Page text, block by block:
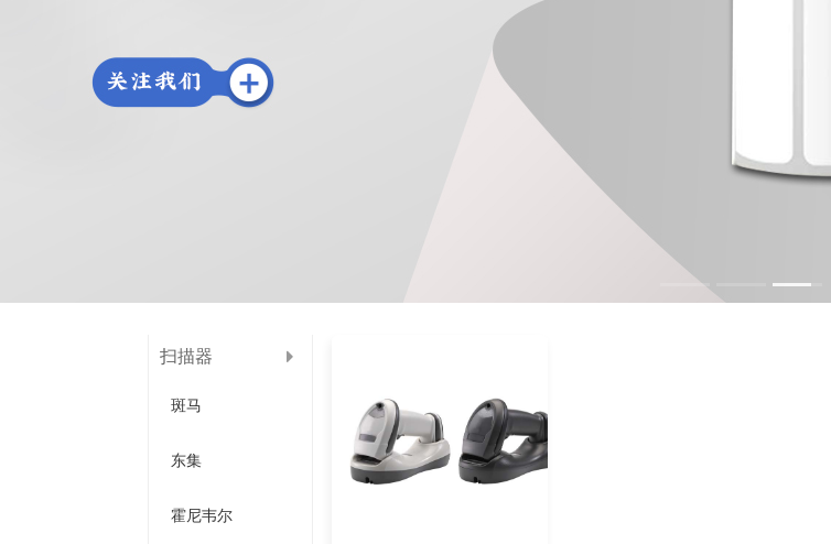
扫描器
斑马
东集
霍尼韦尔